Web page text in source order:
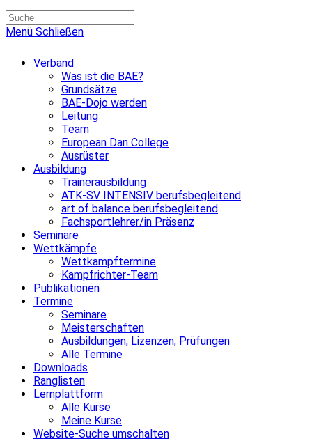
Menü Schließen
Verband
Was ist die BAE?
Grundsätze
BAE-Dojo werden
Leitung
Team
European Dan College
Ausrüster
Ausbildung
Trainerausbildung
ATK-SV INTENSIV berufsbegleitend
art of balance berufsbegleitend
Fachsportlehrer/in Präsenz
Seminare
Wettkämpfe
Wettkampftermine
Kampfrichter-Team
Publikationen
Termine
Seminare
Meisterschaften
Ausbildungen, Lizenzen, Prüfungen
Alle Termine
Downloads
Ranglisten
Lernplattform
Alle Kurse
Meine Kurse
Website-Suche umschalten